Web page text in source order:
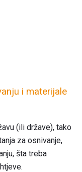
i materijale
(ili države), tako
za osnivanje,
šta treba